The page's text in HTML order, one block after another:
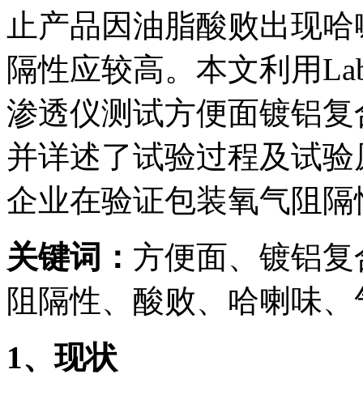
止产品因油脂酸败出现
隔性应较高。本文利用
渗透仪测试方便面镀铝
并详述了试验过程及试
企业在验证包装氧气阻
关键词： 方便面、镀铝
阻隔性、酸败、哈喇味
1、现状